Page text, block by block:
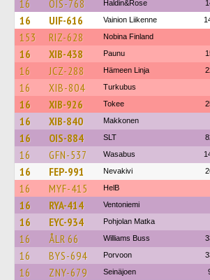
16 OIS-768 Haldin&Rose
16 UIF-616 Vainion Liikenne
153 RIZ-628 Nobina Finland
16 XIB-438 Paunu
16 JCZ-288 Hämeen Linja
16 XIB-804 Turkubus
16 XIB-926 Tokee
16 XIB-840 Makkonen
16 OIS-884 SLT
16 GFN-537 Wasabus
16 FEP-991 Nevakivi
16 MYF-415 HelB
16 RYA-414 Ventoniemi
16 EYC-934 Pohjolan Matka
16 ÅLR 66 Williams Buss
16 BYS-694 Porvoon
16 ZNY-679 Seinäjoen